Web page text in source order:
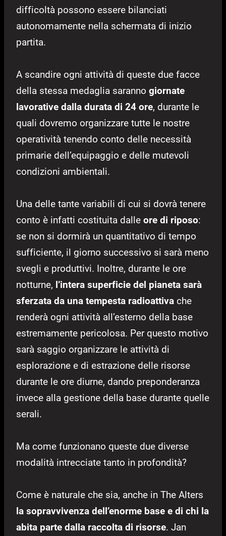
difficoltà possono essere bilanciati
autonomamente nella schermata di inizio
partita.
A scandire ogni attività di queste due facce
della stessa medaglia saranno giornate
lavorative dalla durata di 24 ore, durante le
quali dovremo organizzare tutte le nostre
operatività tenendo conto delle necessità
primarie dell’equipaggio e delle mutevoli
condizioni ambientali.
Una delle tante variabili di cui si dovrà tenere
conto è infatti costituita dalle ore di riposo:
se non si dormirà un quantitativo di tempo
sufficiente, il giorno successivo si sarà meno
svegli e produttivi. Inoltre, durante le ore
notturne, l’intera superficie del pianeta sarà
sferzata da una tempesta radioattiva che
renderà ogni attività all’esterno della base
estremamente pericolosa. Per questo motivo
sarà saggio organizzare le attività di
esplorazione e di estrazione delle risorse
durante le ore diurne, dando preponderanza
invece alla gestione della base durante quelle
serali.
Ma come funzionano queste due diverse
modalità intrecciate tanto in profondità?
Come è naturale che sia, anche in The Alters
la sopravvivenza dell’enorme base e di chi la
abita parte dalla raccolta di risorse. Jan